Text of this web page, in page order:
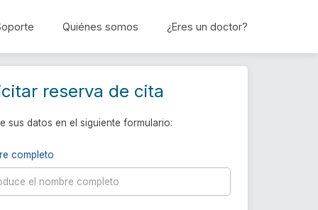
Quiénes somos ¿Eres un doctor?
Reservar cita
reserva de cita
sus datos en el siguiente formulario:
completo